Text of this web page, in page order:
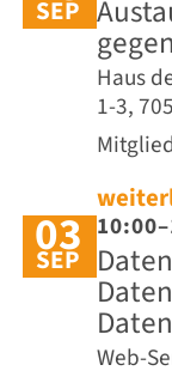
SEP
Haus
1-3,
03
SEP
Web-